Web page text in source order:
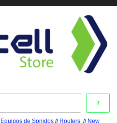
Ir
Equipos de Sonidos // Routers // New